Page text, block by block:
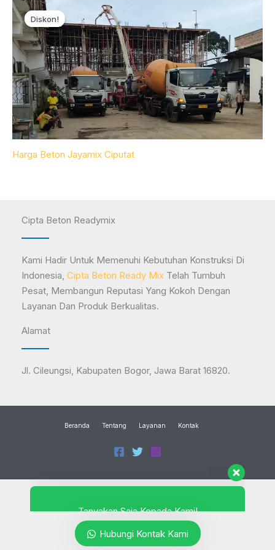
Diskon!
Diskon!
Harga Beton Jayamix Ciputat
Cipta Beton Readymix
Kami Hadir Untuk Memenuhi Kebutuhan Konstruksi Di
Indonesia, Cipta Beton Ready Mix Telah Tumbuh
Pesat, Membangun Reputasi Yang Kokoh Dengan
Layanan Dan Produk Berkualitas.
Alamat
Jl. Cileungsi, Kabupaten Bogor, Jawa Barat 16820.
Beranda Tentang Layanan Kontak
6281943345790
Available
Hubungi Kontak Kami